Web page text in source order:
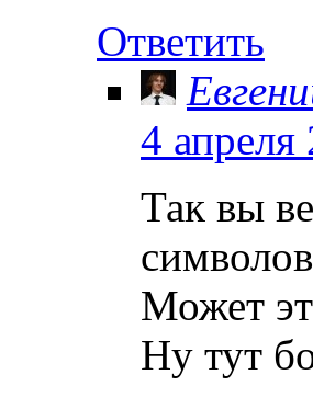
Ответить
4 апреля
Так вы
Может
Ну тут